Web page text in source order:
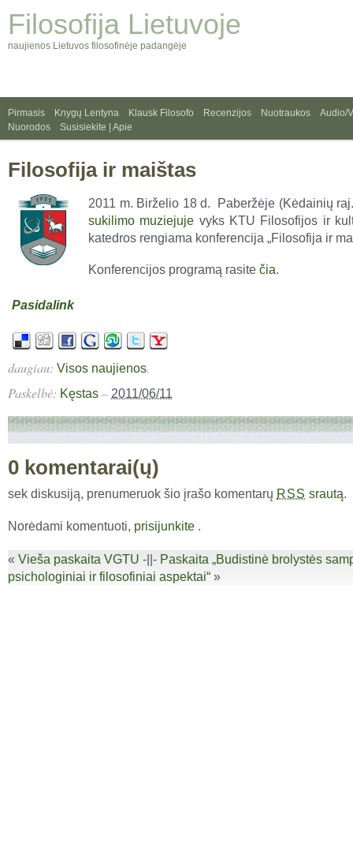
Filosofija Lietuvoje
naujienos Lietuvos filosofinėje padangėje
Pirmasis Knygų Lentyna Klausk Filosofo Recenzijos Nuotraukos
Audio/
Nuorodos
Susisiekite | Apie
Filosofija ir maištas
2011 m. Birželio 18 d. Paberžėje (Kėdainių
sukilimo muziejuje vyks KTU Filosofijos ir
katedros rengiama konferencija „Filosofija ir
Konferencijos programą rasite čia.
Pasidalink
daugiau: Visos naujienos.
Paskelbė: Kęstas – 2011/06/11
0 komentarai(ų)
sek diskusiją, prenumeruok šio įrašo komentarų RSS srautą.
Norėdami komentuoti, prisijunkite .
« Vieša paskaita VGTU -||- Paskaita „Budistinė brolystės
psichologiniai ir filosofiniai aspektai“ »